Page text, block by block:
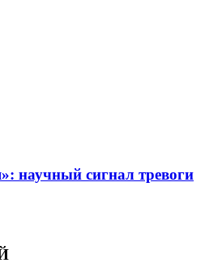
научный сигнал тревоги